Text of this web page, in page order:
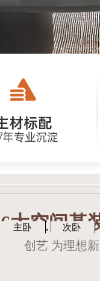
6大空间基
创艺 为理想
主卧 次卧